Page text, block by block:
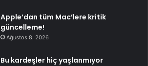
Apple’dan tüm Mac’lere kritik
güncelleme!
Ağustos 8, 2026
Bu kardeşler hiç yaşlanmıyor